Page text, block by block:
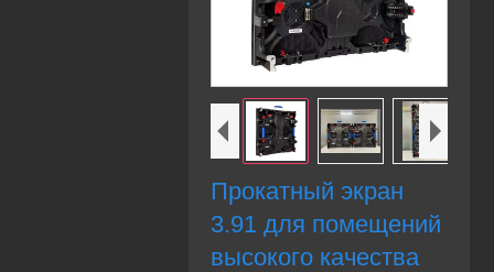
Прокатный экран
3.91 для помещений
высокого качества